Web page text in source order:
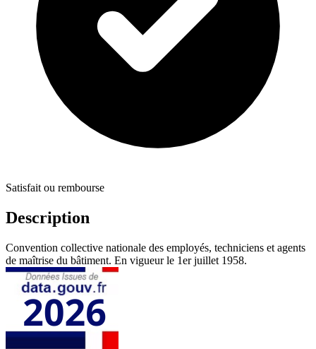
Satisfait ou rembourse
Description
Convention collective nationale des employés, techniciens et agents
de maîtrise du bâtiment. En vigueur le 1er juillet 1958.